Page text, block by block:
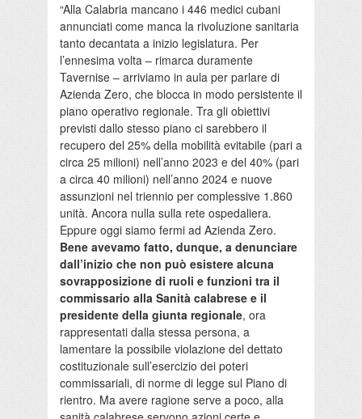
“Alla Calabria mancano i 446 medici cubani
annunciati come manca la rivoluzione sanitaria
tanto decantata a inizio legislatura. Per
l’ennesima volta – rimarca duramente
Tavernise – arriviamo in aula per parlare di
Azienda Zero, che blocca in modo persistente il
piano operativo regionale. Tra gli obiettivi
previsti dallo stesso piano ci sarebbero il
recupero del 25% della mobilità evitabile (pari a
circa 25 milioni) nell’anno 2023 e del 40% (pari
a circa 40 milioni) nell’anno 2024 e nuove
assunzioni nel triennio per complessive 1.860
unità. Ancora nulla sulla rete ospedaliera.
Eppure oggi siamo fermi ad Azienda Zero.
Bene avevamo fatto, dunque, a denunciare
dall’inizio che non può esistere alcuna
sovrapposizione di ruoli e funzioni tra il
commissario alla Sanità calabrese e il
presidente della giunta regionale, ora
rappresentati dalla stessa persona, a
lamentare la possibile violazione del dettato
costituzionale sull’esercizio dei poteri
commissariali, di norme di legge sul Piano di
rientro. Ma avere ragione serve a poco, alla